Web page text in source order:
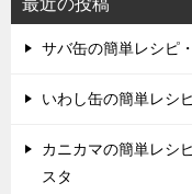
サバ缶の簡単レシピ
いわし缶の簡単レシ
カニカマの簡単レシ
スタ